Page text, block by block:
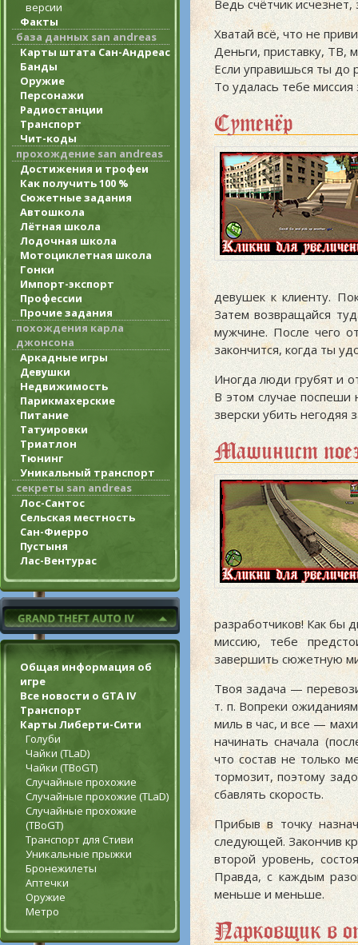
версии
Факты
база данных san andreas
Карты штата Сан-Андреас
Банды
Оружие
Персонажи
Радиостанции
Транспорт
Чит-коды
прохождение san andreas
Достижения и трофеи
Как получить 100 %
Сюжетные задания
Автошкола
Лётная школа
Лодочная школа
Мотоциклетная школа
Гонки
Импорт-экспорт
Профессии
Прочие задания
похождения карла
джонсона
Аркадные игры
Девушки
Недвижимость
Парикмахерские
Питание
Татуировки
Триатлон
Тюнинг
Уникальный транспорт
секреты san andreas
Лос-Сантос
Сельская местность
Сан-Фиерро
Пустыня
Лас-Вентурас
Общая информация об
игре
Все новости о GTA IV
Транспорт
Карты Либерти-Сити
Голуби
Чайки (TLaD)
Чайки (TBoGT)
Случайные прохожие
Случайные прохожие (TLaD)
Случайные прохожие
(TBoGT)
Транспорт для Стиви
Уникальные прыжки
Бронежилеты
Аптечки
Оружие
Метро
Ведь счётчик исчезнет,
Хватай всё, что не
Деньги, приставку, ТВ,
Если управишься ты до
То удалась тебе миссия
Сутенёр
девушек к клиенту.
Затем возвращайся
мужчине. После чего
закончится, когда ты
Иногда люди грубят и
В этом случае
зверски убить негодяя
Машинист
разработчиков! Как бы
миссию, тебе
завершить сюжетную
Твоя задача —
т. п. Вопреки
миль в час, и все —
начинать сначала
что состав не только
тормозит, поэтому
сбавлять скорость.
Прибыв в точку
следующей. Закончив
второй уровень,
Правда, с каждым
меньше и меньше.
Парковщик в